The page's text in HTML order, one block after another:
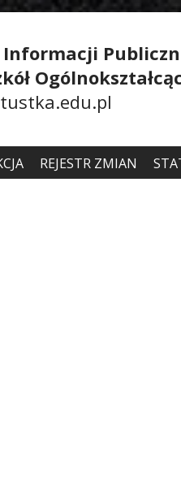
REJESTR ZMIAN